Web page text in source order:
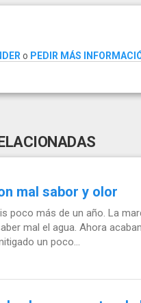
o PEDIR MÁS
mal sabor y olor
poco más de un año. La
mal el agua. Ahora
un poco...